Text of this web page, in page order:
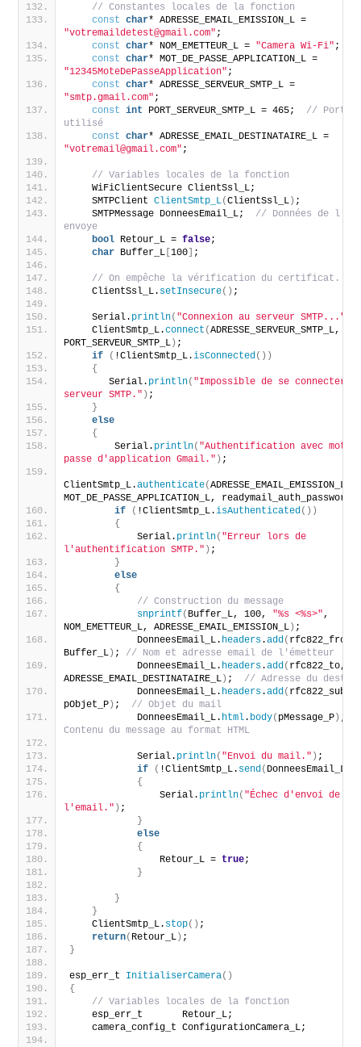
// Constantes locales de la fonction
const
char
"votremaildetest@gmail.com" ;
const
char* NOM_EMETTEUR_L = "Camera Wi-Fi" ;
const
char
"12345MoteDePasseApplication" ;
const
char
"smtp.gmail.com" ;
const
int PORT_SERVEUR_SMTP_L = 465; // Port
utilisé
const
char
"votremail@gmail.com" ;
// Variables locales de la fonction
    WiFiClientSecure ClientSsl_L;
    SMTPClient
ClientSmtp_L(ClientSsl_L ) ;
    SMTPMessage DonneesEmail_L;
// Données de l'e-
envoye
bool Retour_L = false;
char Buffer_L [100 ;
// On empêche la vérification du certificat.
    ClientSsl_L.
setInsecure() ;
    Serial.
println( "Connexion au serveur SMTP..."
    ClientSmtp_L.
connect (ADRESSE_SERVEUR_SMTP_L,
PORT_SERVEUR_SMTP_L ) ;
if
( !ClientSmtp_L.isConnected())
{
       Serial.
println( "Impossible de se connecter
serveur SMTP." ) ;
}
else
{
        Serial.
println( "Authentification avec mot
passe d'application Gmail." ) ;
ClientSmtp_L.authenticate(ADRESSE_EMAIL_EMISSION_L,
MOT_DE_PASSE_APPLICATION_L, readymail_auth_password
if
( !ClientSmtp_L.isAuthenticated())
{
            Serial.
println( "Erreur lors de
l'authentification SMTP." ) ;
}
else
{
// Construction du message
snprintf( Buffer_L, 100, "%s <%s>",
NOM_EMETTEUR_L, ADRESSE_EMAIL_EMISSION_L ) ;
            DonneesEmail_L.
headers.add( rfc822_from,
Buffer_L ) ; // Nom et adresse email de l'émetteur
            DonneesEmail_L.
headers.add( rfc822_to,
ADRESSE_EMAIL_DESTINATAIRE_L ) ; // Adresse du
            DonneesEmail_L.
headers.add(
pObjet_P ) ; // Objet du mail
            DonneesEmail_L.
html. body( pMessage_P ) ;
Contenu du message au format HTML
            Serial.
println( "Envoi du mail." ) ;
if
( !ClientSmtp_L. send( DonneesEmail_L
{
                Serial.
println( "Échec d'envoi de
l'email." ) ;
}
else
{
                Retour_L =
true;
}
}
}
    ClientSmtp_L.
stop() ;
return( Retour_L ) ;
}
esp_err_t InitialiserCamera()
{
// Variables locales de la fonction
    esp_err_t       Retour_L;
    camera_config_t ConfigurationCamera_L;